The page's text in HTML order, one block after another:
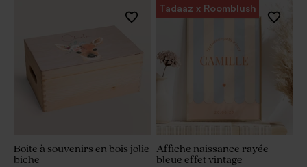
Boite à souvenirs en bois jolie
biche
Tadaaz x Roomblush
Affiche naissance rayée
bleue effet vintage